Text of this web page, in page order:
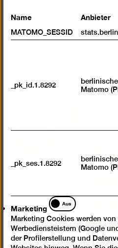
Name Anbieter
MATOMO_SESSID
_pk_id.1.8292
Matomo
_pk_ses.1.8292
Matomo
Marketing
Marketing
Aus
Marketing Cookies werden von
Werbediensteistern (Google
der Profilerstellung und